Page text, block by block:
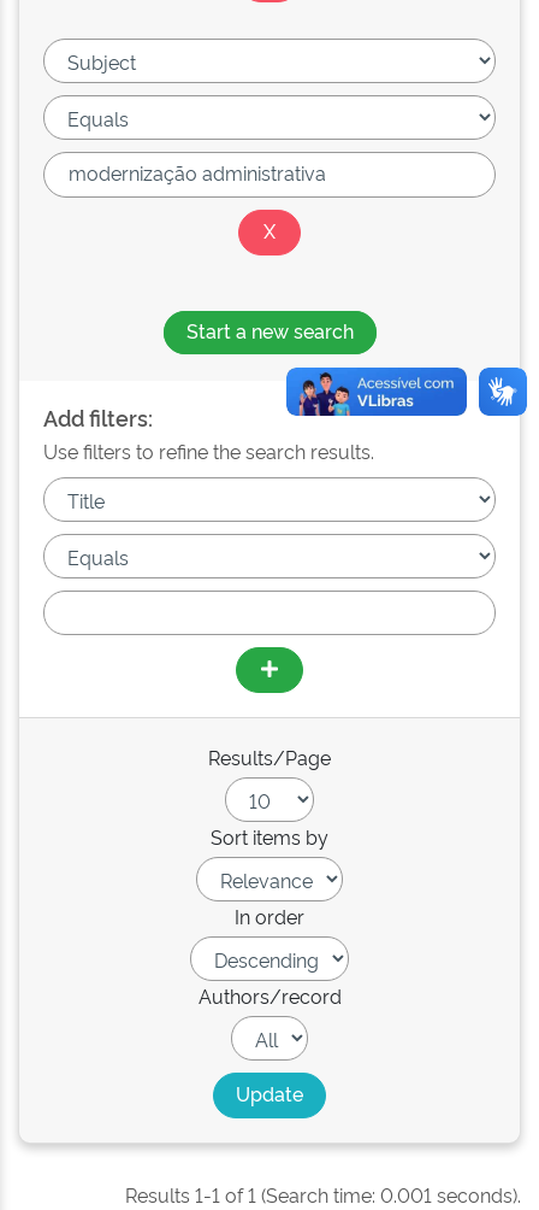
Start a new search
Add filters:
Use filters to refine the search results.
Results/Page
Sort items by
In order
Authors/record
Results 1-1 of 1 (Search time: 0.001 seconds).